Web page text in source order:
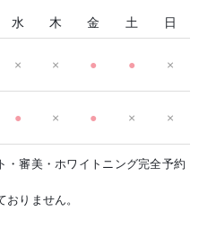
水 木 金 土 日
× × ● ● ×
● × ● × ×
審美・ホワイトニング完全予約
りません。